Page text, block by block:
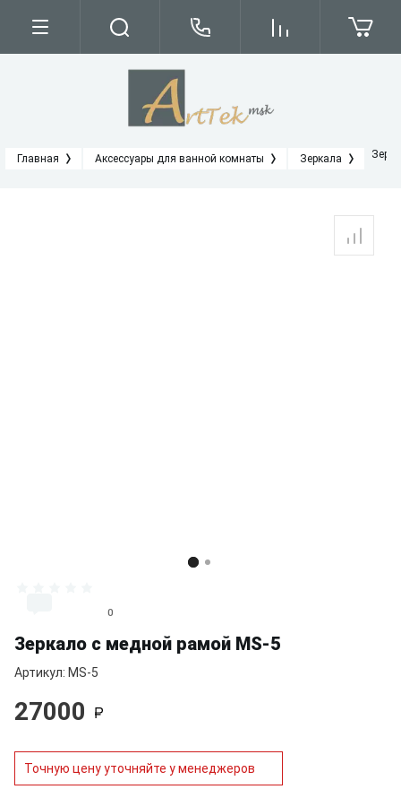
Главная Аксессуары для ванной комнаты Зеркала
                              0
Зеркало с медной рамой MS-5
Артикул: MS-5
27000
Точную цену уточняйте у менеджеров